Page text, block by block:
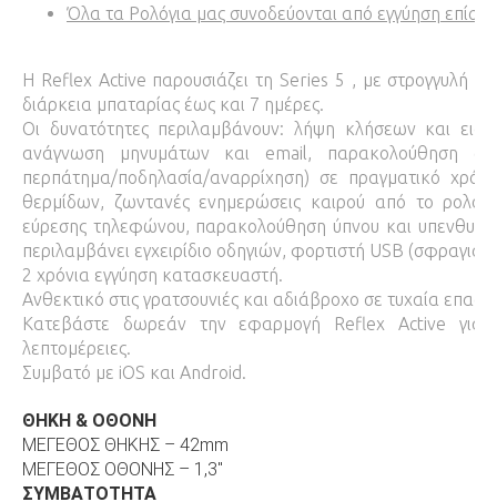
Όλα τα Ρολόγια μας συνοδεύονται από εγγύηση
Η Reflex Active παρουσιάζει τη Series 5 , με στρογγυλή
διάρκεια μπαταρίας έως και 7 ημέρες.
Οι δυνατότητες περιλαμβάνουν: λήψη κλήσεων και
ανάγνωση μηνυμάτων και email, παρακολούθηση
περπάτημα/ποδηλασία/αναρρίχηση) σε πραγματικό
θερμίδων, ζωντανές ενημερώσεις καιρού από το ρολόι
εύρεσης τηλεφώνου, παρακολούθηση ύπνου και
περιλαμβάνει εγχειρίδιο οδηγιών, φορτιστή USB
2 χρόνια εγγύηση κατασκευαστή.
Ανθεκτικό στις γρατσουνιές και αδιάβροχο σε τυχαία
Κατεβάστε δωρεάν την εφαρμογή Reflex Active για
λεπτομέρειες.
Συμβατό με iOS και Android.
ΘΗΚΗ & ΟΘΟΝΗ
ΜΕΓΕΘΟΣ ΘΗΚΗΣ – 42mm
ΜΕΓΕΘΟΣ ΟΘΟΝΗΣ – 1,3″
ΣΥΜΒΑΤΟΤΗΤΑ